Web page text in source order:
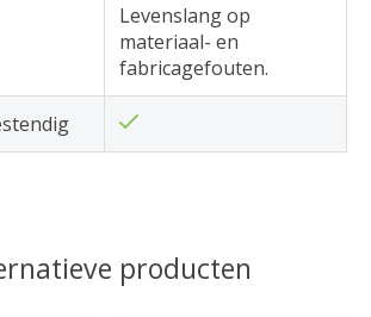
Levenslang op
materiaal- en
fabricagefouten.
producten